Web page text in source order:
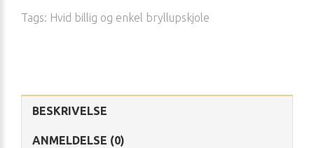
Tags: Hvid billig og enkel bryllupskjole
BESKRIVELSE
ANMELDELSE (0)